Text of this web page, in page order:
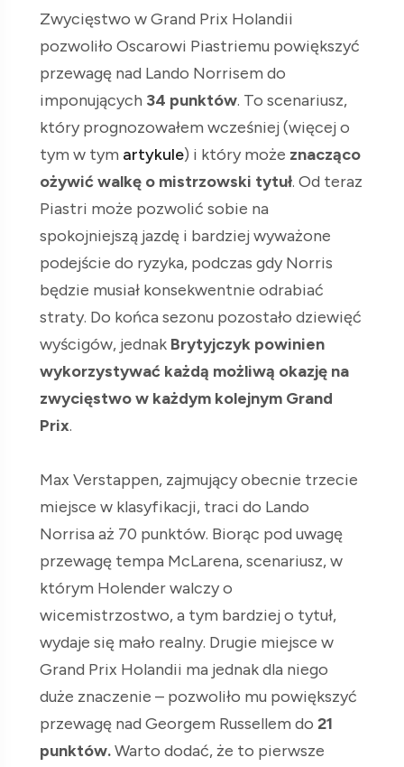
Zwycięstwo w Grand Prix Holandii
pozwoliło Oscarowi Piastriemu powiększyć
przewagę nad Lando Norrisem do
imponujących 34 punktów. To scenariusz,
który prognozowałem wcześniej (więcej o
tym w tym artykule) i który może znacząco
ożywić walkę o mistrzowski tytuł. Od teraz
Piastri może pozwolić sobie na
spokojniejszą jazdę i bardziej wyważone
podejście do ryzyka, podczas gdy Norris
będzie musiał konsekwentnie odrabiać
straty. Do końca sezonu pozostało dziewięć
wyścigów, jednak Brytyjczyk powinien
wykorzystywać każdą możliwą okazję na
zwycięstwo w każdym kolejnym Grand
Prix.
Max Verstappen, zajmujący obecnie trzecie
miejsce w klasyfikacji, traci do Lando
Norrisa aż 70 punktów. Biorąc pod uwagę
przewagę tempa McLarena, scenariusz, w
którym Holender walczy o
wicemistrzostwo, a tym bardziej o tytuł,
wydaje się mało realny. Drugie miejsce w
Grand Prix Holandii ma jednak dla niego
duże znaczenie – pozwoliło mu powiększyć
przewagę nad Georgem Russellem do 21
punktów.Warto dodać, że to pierwsze